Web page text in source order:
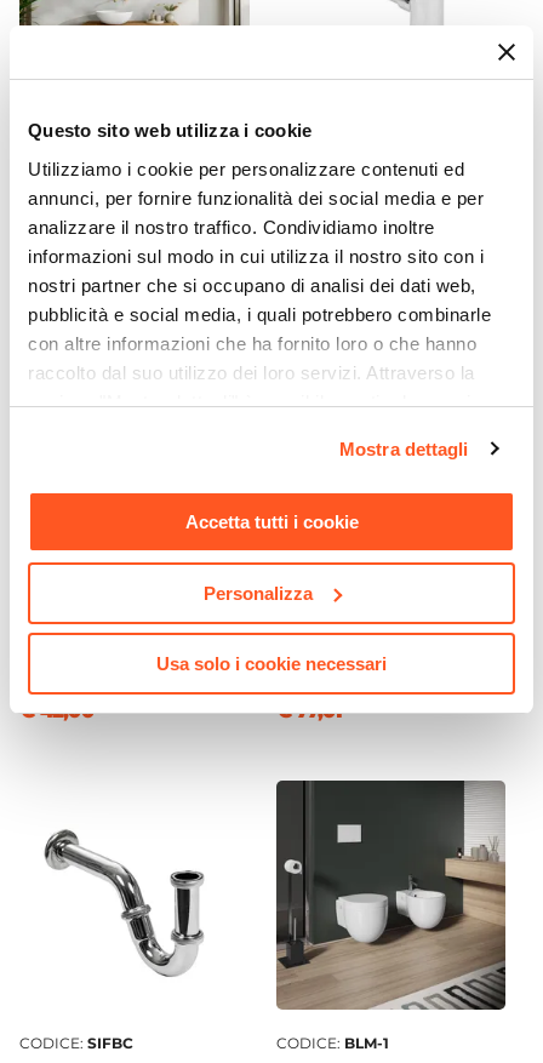
Questo sito web utilizza i cookie
Utilizziamo i cookie per personalizzare contenuti ed
annunci, per fornire funzionalità dei social media e per
analizzare il nostro traffico. Condividiamo inoltre
informazioni sul modo in cui utilizza il nostro sito con i
nostri partner che si occupano di analisi dei dati web,
pubblicità e social media, i quali potrebbero combinarle
con altre informazioni che ha fornito loro o che hanno
raccolto dal suo utilizzo dei loro servizi. Attraverso la
sezione "Mostra dettagli" è possibile gestire le proprie
momento. Per maggiori informazioni si invita a leggere la
nostraCookie Policy.
Mostra dettagli
Accetta tutti i cookie
Personalizza
Usa solo i cookie necessari
Piletta
Rubinetteria
CODICE:KNA-1GTG
Mobile bagno sospeso 100
cm rovere gold cannettato
con top - Konai
€ 286,00
CODICE:
Sifone di scarico tondo
universale in ottone
cromato
€ 22,00
Miscelatore bidet 12h cm
€ 42,00
CODICE:
Miscelatore lavabo alto
cromo – Fluid
€ 77,01
CODICE: SIFBC CODICE: BLM-1